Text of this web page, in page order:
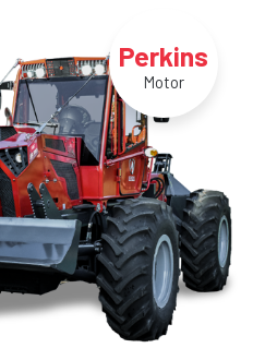
Perkins
Motor